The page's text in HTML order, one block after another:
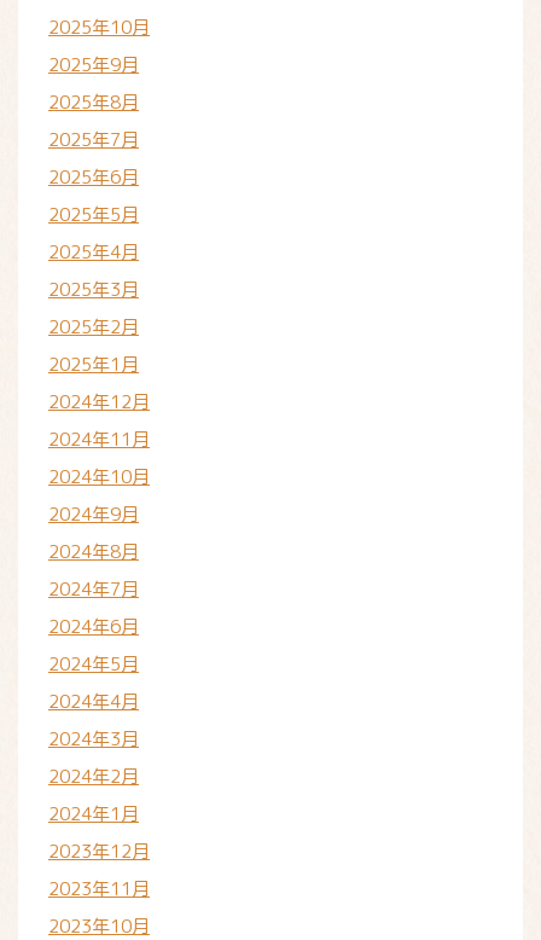
2025年10月
2025年9月
2025年8月
2025年7月
2025年6月
2025年5月
2025年4月
2025年3月
2025年2月
2025年1月
2024年12月
2024年11月
2024年10月
2024年9月
2024年8月
2024年7月
2024年6月
2024年5月
2024年4月
2024年3月
2024年2月
2024年1月
2023年12月
2023年11月
2023年10月